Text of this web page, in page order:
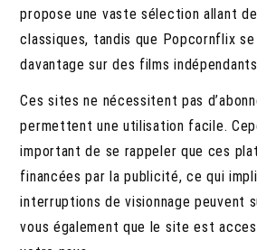
propose une vaste sélection allant
classiques, tandis que Popcornflix
davantage sur des films
Ces sites ne nécessitent pas
permettent une utilisation facile.
important de se rappeler que ces
financées par la publicité, ce qui
interruptions de visionnage peuvent
vous également que le site est